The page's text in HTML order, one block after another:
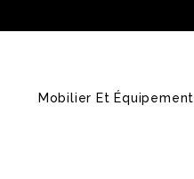
Mobilier Et Équipement